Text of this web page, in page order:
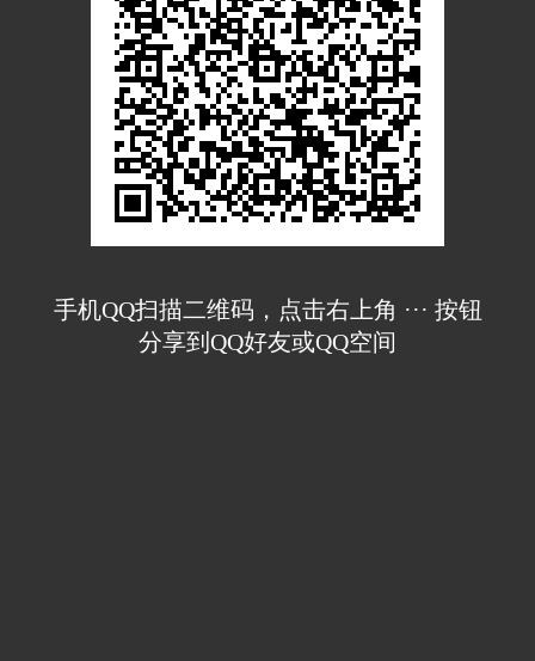
手机QQ扫描二维码，点击右上角 ··· 按钮
分享到QQ好友或QQ空间